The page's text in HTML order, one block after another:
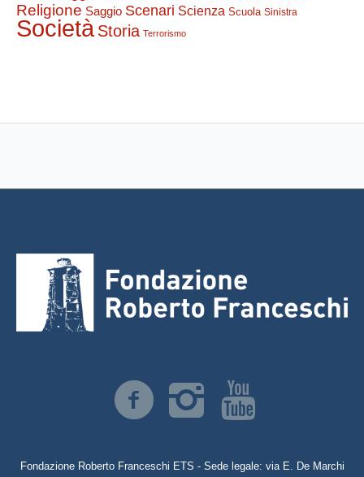
Religione Saggio Scenari Scienza Scuola Sinistra
Società Storia Terrorismo
Fondazione Roberto Franceschi ETS - Sede legale: via E. De Marchi